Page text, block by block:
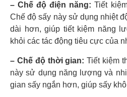
– Chế độ điện năng: Tiết
Chế độ sấy này sử dụng nhiệt
dài hơn, giúp tiết kiệm năng
khỏi các tác động tiêu cực của
– Chế độ thời gian: Tiết kiệm
này sử dụng năng lượng và
gian sấy ngắn hơn, giúp sấy